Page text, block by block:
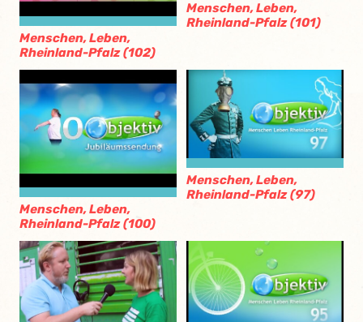
Menschen, Leben,
Rheinland-Pfalz (102)
Menschen, Leben,
Rheinland-Pfalz (101)
Menschen, Leben,
Rheinland-Pfalz (100)
Menschen, Leben,
Rheinland-Pfalz (97)